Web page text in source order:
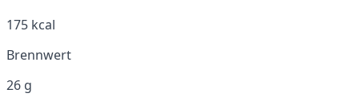
175 kcal
Brennwert
26 g